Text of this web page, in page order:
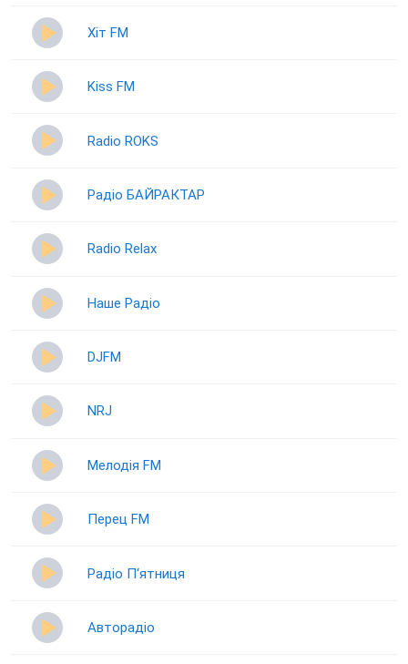
Хіт FM
Kiss FM
Radio ROKS
Радіо БАЙРАКТАР
Radio Relax
Наше Радіо
DJFM
NRJ
Мелодія FM
Перец FM
Радіо П‘ятниця
Авторадіо